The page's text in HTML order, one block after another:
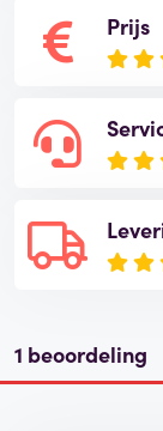
Prijs
1 beoordeling